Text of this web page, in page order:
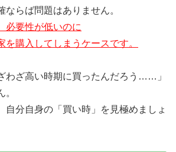
ならば問題はありません。
必要性が低いのに
を購入してしまうケースです。
わざ高い時期に買ったんだろう……」
自分自身の「買い時」
を見極めましょ